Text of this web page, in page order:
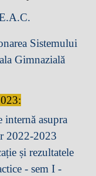
Sistemului
Gimnazială
internă asupra
2022-2023
și rezultatele
- sem I -